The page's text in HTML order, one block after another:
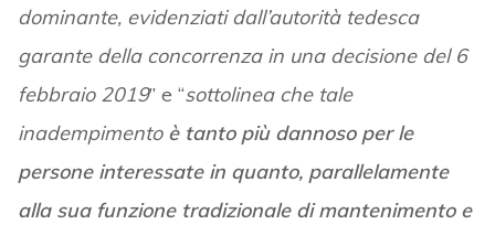
dominante, evidenziati dall’autorità tedesca
garante della concorrenza in una decisione del 6
febbraio 2019” e “sottolinea che tale
inadempimento è tanto più dannoso per le
persone interessate in quanto, parallelamente
alla sua funzione tradizionale di mantenimento e